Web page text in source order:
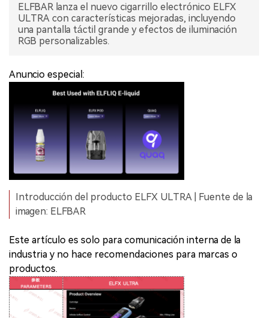
ELFBAR lanza el nuevo cigarrillo electrónico ELFX
ULTRA con características mejoradas, incluyendo
una pantalla táctil grande y efectos de iluminación
RGB personalizables.
Anuncio especial:
Introducción del producto ELFX ULTRA | Fuente de la
imagen: ELFBAR
Este artículo es solo para comunicación interna de la
industria y no hace recomendaciones para marcas o
productos.